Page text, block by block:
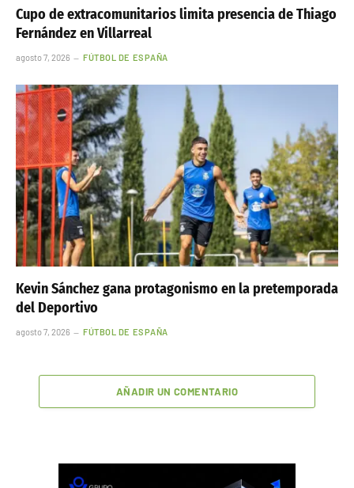
Cupo de extracomunitarios limita presencia de Thiago
Fernández en Villarreal
agosto 7, 2026 FÚTBOL DE ESPAÑA
Kevin Sánchez gana protagonismo en la pretemporada
del Deportivo
agosto 7, 2026 FÚTBOL DE ESPAÑA
AÑADIR UN COMENTARIO